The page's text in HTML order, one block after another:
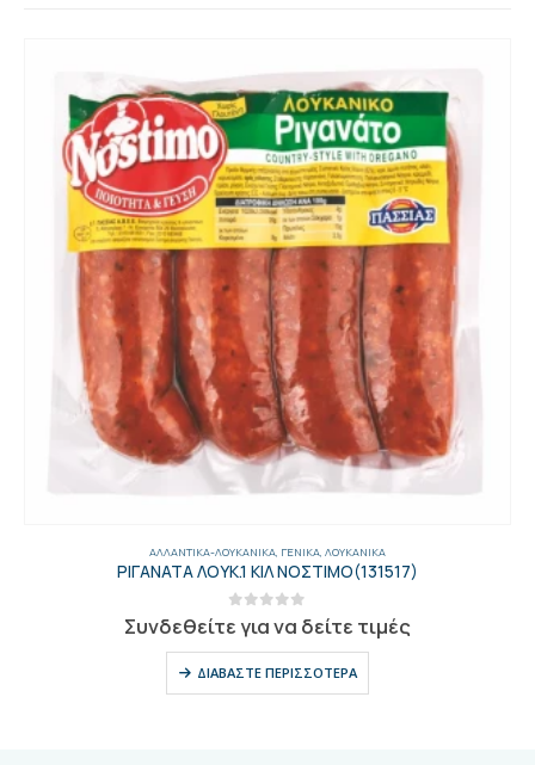
ΑΛΛΑΝΤΙΚΆ-ΛΟΥΚΆΝΙΚΑ, ΓΕΝΙΚΑ, ΛΟΥΚΆΝΙΚΑ
ΡΙΓΑΝΑΤΑ ΛΟΥΚ.1 ΚΙΛ ΝΟΣΤΙΜΟ(131517)
out of 5
Συνδεθείτε για να δείτε τιμές
ΔΙΑΒΆΣΤΕ ΠΕΡΙΣΣΌΤΕΡΑ